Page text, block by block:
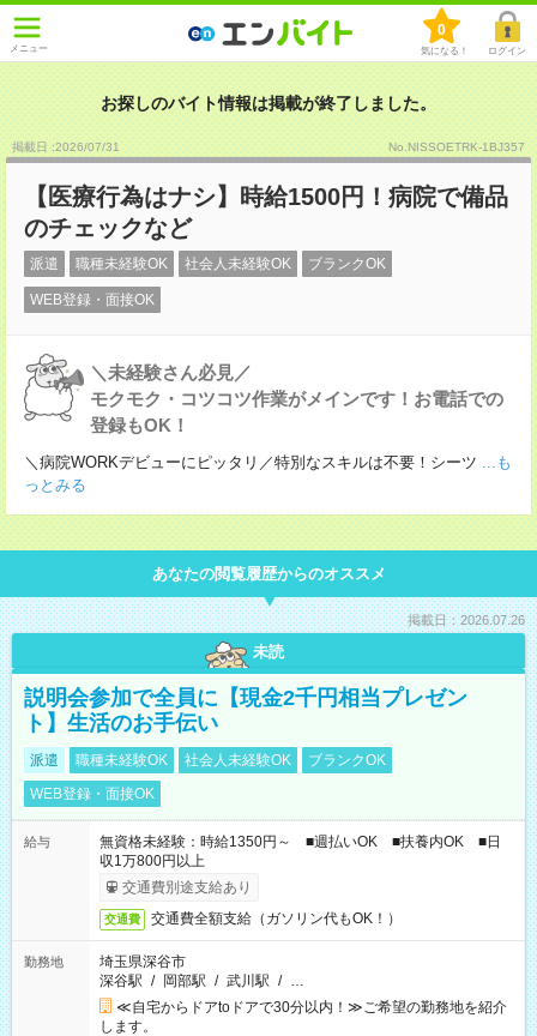
メニュー
0
気になる！ ログイン
お探しのバイト情報は掲載が終了しました。
掲載日 :2026/07/31 No.NISSOETRK-1BJ357
【医療行為はナシ】時給1500円！病院で備品
のチェックなど
派遣 職種未経験OK 社会人未経験OK ブランクOK
WEB登録・面接OK
＼未経験さん必見／
モクモク・コツコツ作業がメインです！お電話での
登録もOK！
＼病院WORKデビューにピッタリ／特別なスキルは不要！シーツ ...も
っとみる
あなたの閲覧履歴からのオススメ
掲載日：2026.07.26
未読
説明会参加で全員に【現金2千円相当プレゼン
ト】生活のお手伝い
派遣 職種未経験OK 社会人未経験OK
ブランクOK
WEB登録・面接OK
給与
無資格未経験：時給1350円～ ■週払いOK ■扶養内OK ■日
収1万800円以上
交通費別途支給あり
交通費 交通費全額支給（ガソリン代もOK！）
勤務地
埼玉県深谷市
深谷駅 / 岡部駅 / 武川駅 / …
≪自宅からドアtoドアで30分以内！≫ご希望の勤務地を紹介
します。